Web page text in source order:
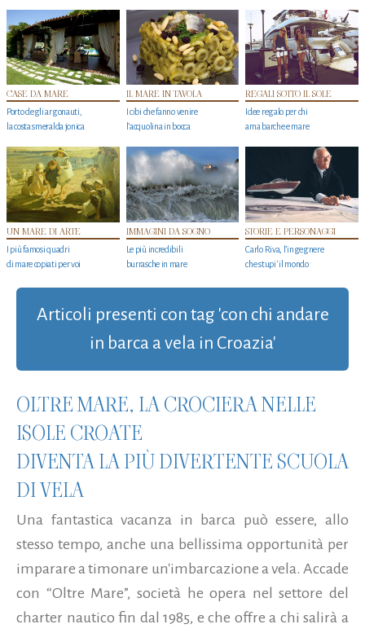
CASE DA MARE
Porto degli argonauti,
la costa smeralda jonica
IL MARE IN TAVOLA
I cibi che fanno venire
l’acquolina in bocca
REGALI SOTTO IL SOLE
Idee regalo per chi
ama barche e mare
UN MARE DI ARTE
I più famosi quadri
di mare copiati per voi
IMMAGINI DA SOGNO
Le più incredibili
burrasche in mare
STORIE E PERSONAGGI
Carlo Riva, l’ingegnere
che stupi' il mondo
Articoli presenti con tag 'con chi andare
in barca a vela in Croazia'
OLTRE MARE, LA CROCIERA NELLE
ISOLE CROATE
DIVENTA LA PIÙ DIVERTENTE SCUOLA
DI VELA
Una fantastica vacanza in barca può essere, allo
stesso tempo, anche una bellissima opportunità per
imparare a timonare un'imbarcazione a vela. Accade
con “Oltre Mare”, società he opera nel settore del
charter nautico fin dal 1985, e che offre a chi salirà a